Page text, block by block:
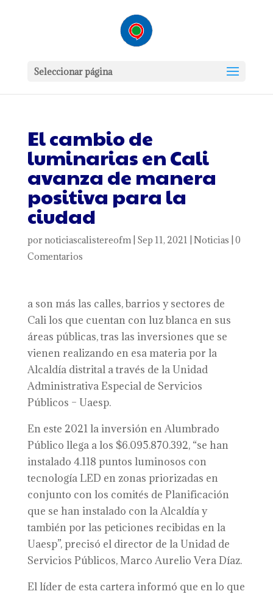
Seleccionar página
El cambio de
luminarias en Cali
avanza de manera
positiva para la
ciudad
por noticiascalistereofm| Sep 11, 2021 Noticias 0
Comentarios
a son más las calles, barrios y sectores de
Cali los que cuentan con luz blanca en sus
áreas públicas, tras las inversiones que se
vienen realizando en esa materia por la
Alcaldía distrital a través de la Unidad
Administrativa Especial de Servicios
Públicos – Uaesp.
En este 2021 la inversión en Alumbrado
Público llega a los $6.095.870.392, “se han
instalado 4.118 puntos luminosos con
tecnología LED en zonas priorizadas en
conjunto con los comités de Planificación
que se han instalado con la Alcaldía y
también por las peticiones recibidas en la
Uaesp”, precisó el director de la Unidad de
Servicios Públicos, Marco Aurelio Vera Díaz.
El líder de esta cartera informó que en lo que